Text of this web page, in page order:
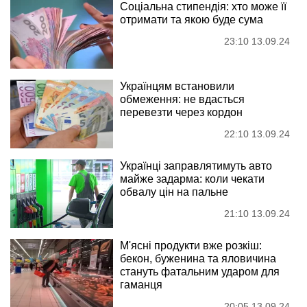
Соціальна стипендія: хто може її
отримати та якою буде сума
23:10 13.09.24
Українцям встановили
обмеження: не вдасться
перевезти через кордон
22:10 13.09.24
Українці заправлятимуть авто
майже задарма: коли чекати
обвалу цін на пальне
21:10 13.09.24
М'ясні продукти вже розкіш:
бекон, буженина та яловичина
стануть фатальним ударом для
гаманця